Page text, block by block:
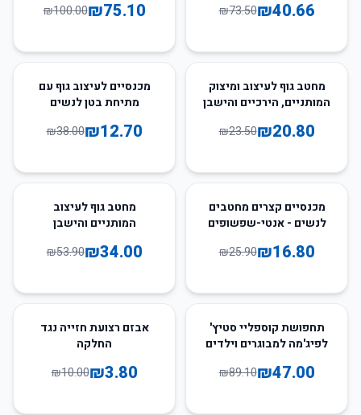
₪40.66
₪73.50
₪75.10
₪100.00
11
מחטב גוף לעיצוב ומיצוק
המותניים, הירכיים והישבן
₪20.80
₪23.50
67
מכנסיים לעיצוב גוף עם
מתיחת בטן לנשים
₪12.70
₪38.00
35
מכנסיים קצרים מחטבים
לנשים - אנטי-שפשופים
₪16.80
₪25.90
מחטב גוף לעיצוב
המותניים והישבן
₪34.00
₪53.90
47
תחפושת קוספליי סטיץ'
לפיג'מה למבוגרים וילדים
₪47.00
₪89.10
62
אבזם רצועת חזייה נגד
החלקה
₪3.80
₪10.00